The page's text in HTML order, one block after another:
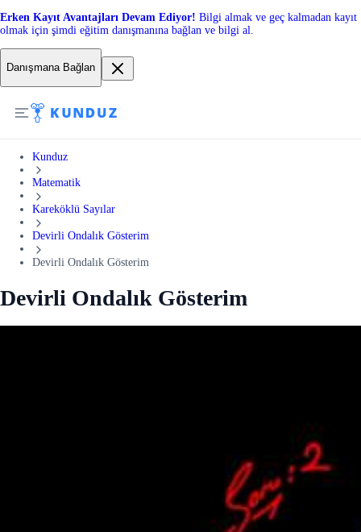
Erken Kayıt Avantajları Devam Ediyor! Bilgi almak ve geç kalmadan kayıt
olmak için şimdi eğitim danışmanına bağlan ve bilgi al.
Danışmana Bağlan
Kunduz
Matematik
Kareköklü Sayılar
Devirli Ondalık Gösterim
Devirli Ondalık Gösterim
Devirli Ondalık Gösterim